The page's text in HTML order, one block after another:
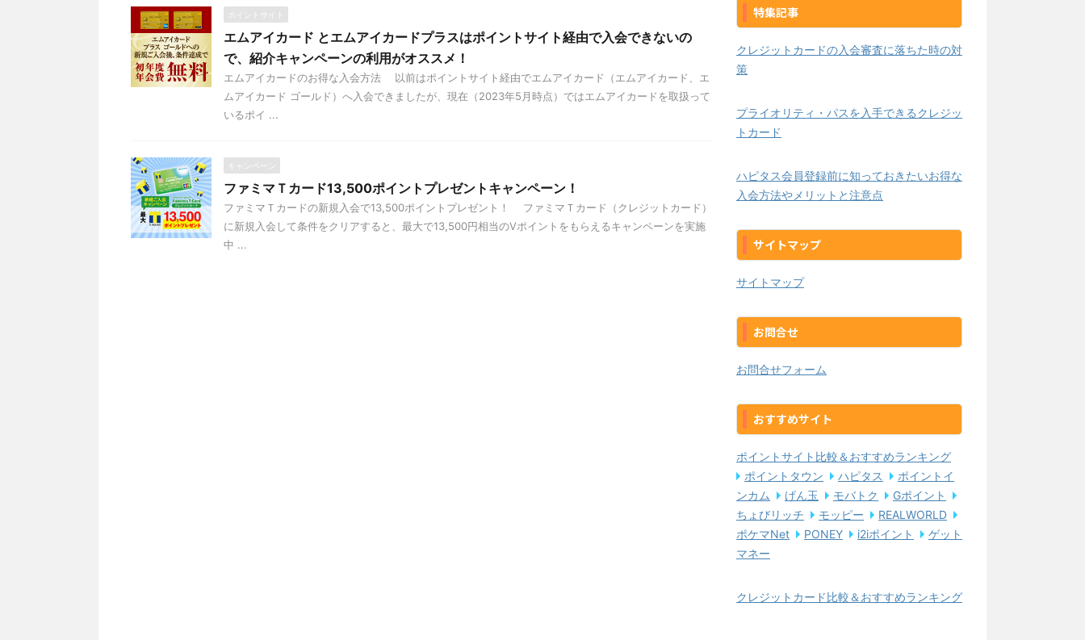
ポイントサイト
エムアイカード とエムアイカードプラスはポイントサイト経由で入会できないの
で、紹介キャンペーンの利用がオススメ！
エムアイカードのお得な入会方法 以前はポイントサイト経由でエムアイカード（エムアイカード、エ
ムアイカード ゴールド）へ入会できましたが、現在（2023年5月時点）ではエムアイカードを取扱って
いるポイ ...
キャンペーン
ファミマＴカード13,500ポイントプレゼントキャンペーン！
ファミマＴカードの新規入会で13,500ポイントプレゼント！ ファミマＴカード（クレジットカード）
に新規入会して条件をクリアすると、最大で13,500円相当のVポイントをもらえるキャンペーンを実施
中 ...
特集記事
クレジットカードの入会審査に落ちた時の対
策
プライオリティ・パスを入手できるクレジッ
トカード
ハピタス会員登録前に知っておきたいお得な
入会方法やメリットと注意点
サイトマップ
サイトマップ
お問合せ
お問合せフォーム
おすすめサイト
ポイントサイト比較＆おすすめランキング
ポイントタウン
ハピタス
ポイントイ
ンカム
げん玉 モバトク
Gポイント
ちょびリッチ
モッピー
REALWORLD
ポケマNet
PONEY i2iポイント
ゲット
マネー
クレジットカード比較＆おすすめランキング